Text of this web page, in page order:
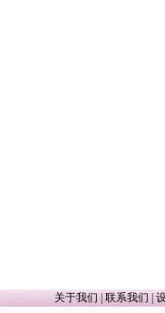
关于我们 联系我们